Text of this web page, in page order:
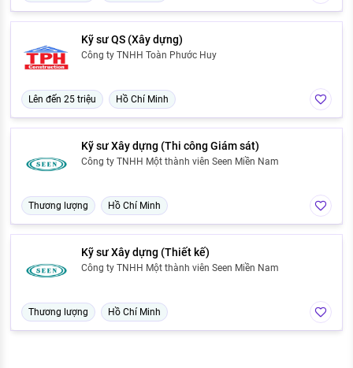
Kỹ sư QS (Xây dựng)
Công ty TNHH Toàn Phước Huy
Lên đến 25 triệu Hồ Chí Minh
Kỹ sư Xây dựng (Thi công Giám sát)
Công ty TNHH Một thành viên Seen Miền Nam
Thương lượng Hồ Chí Minh
Kỹ sư Xây dựng (Thiết kế)
Công ty TNHH Một thành viên Seen Miền Nam
Thương lượng Hồ Chí Minh